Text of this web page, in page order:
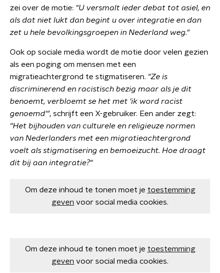
zei over de motie: "U versmalt ieder debat tot asiel, en
als dat niet lukt dan begint u over integratie en dan
zet u hele bevolkingsgroepen in Nederland weg."
Ook op sociale media wordt de motie door velen gezien
als een poging om mensen met een
migratieachtergrond te stigmatiseren. "Ze is
discriminerend en racistisch bezig maar als je dit
benoemt, verbloemt se het met 'ik word racist
genoemd'", schrijft een X-gebruiker. Een ander zegt:
"Het bijhouden van culturele en religieuze normen
van Nederlanders met een migratieachtergrond
voelt als stigmatisering en bemoeizucht. Hoe draagt
dit bij aan integratie?"
Om deze inhoud te tonen moet je toestemming
geven voor social media cookies.
Om deze inhoud te tonen moet je toestemming
geven voor social media cookies.